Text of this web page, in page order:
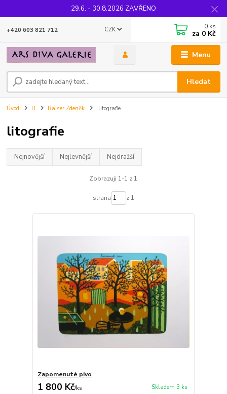
29.6. - 30.8.2026 ZAVŘENO
Menu
CZK
Hledat
+420 603 821 712 0 ks
za 0 Kč
Úvod R Raiser Zdeněk litografie
litografie
Nejnovější Nejlevnější Nejdražší
Zobrazuji 1-1 z 1
strana z 1
Zapomenuté pivo
1 800 Kč/ks Skladem 3 ks